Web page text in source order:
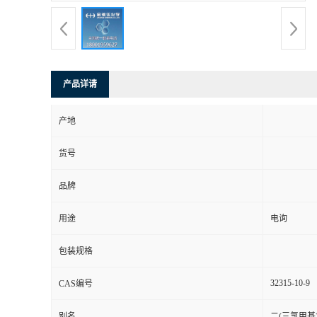
产品详请
产地
货号
品牌
用途 电询
包装规格
CAS编号 32315-10-9